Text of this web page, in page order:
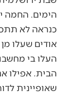
הימים. החמה
כנראה לא
אודים שעלו
העלו בי
הבית. אפילו
שאופיינית